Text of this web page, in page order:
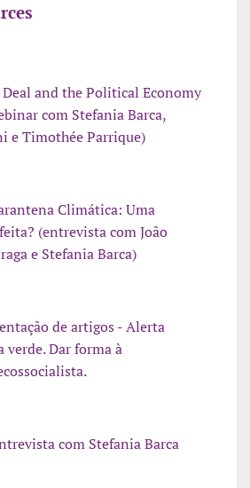
and the Political Economy
com Stefania Barca,
e Timothée Parrique)
Climática: Uma
(entrevista com João
e Stefania Barca)
de artigos - Alerta
verde. Dar forma à
.
com Stefania Barca